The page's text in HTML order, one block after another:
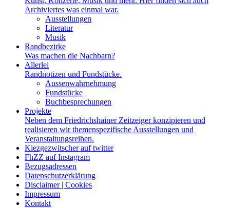
Archiviertes was einmal war.
Ausstellungen
Literatur
Musik
Randbezirke
Was machen die Nachbarn?
Allerlei
Randnotizen und Fundstücke.
Aussenwahrnehmung
Fundstücke
Buchbesprechungen
Projekte
Neben dem Friedrichshainer Zeitzeiger konzipieren und
realisieren wir themenspezifische Ausstellungen und
Veranstaltungsreihen.
Kiezgezwitscher auf twitter
FhZZ auf Instagram
Bezugsadressen
Datenschutzerklärung
Disclaimer | Cookies
Impressum
Kontakt